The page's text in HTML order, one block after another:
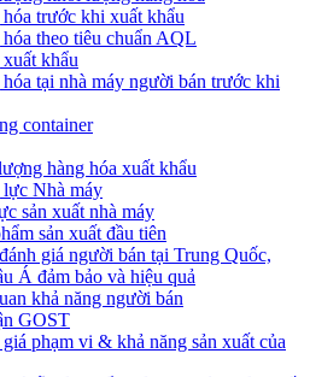
trước khi xuất khẩu
theo tiêu chuẩn AQL
khẩu
tại nhà máy người bán trước khi
container
hàng hóa xuất khẩu
Nhà máy
sản xuất nhà máy
sản xuất đầu tiên
giá người bán tại Trung Quốc,
Á đảm bảo và hiệu quả
khả năng người bán
GOST
phạm vi & khả năng sản xuất của